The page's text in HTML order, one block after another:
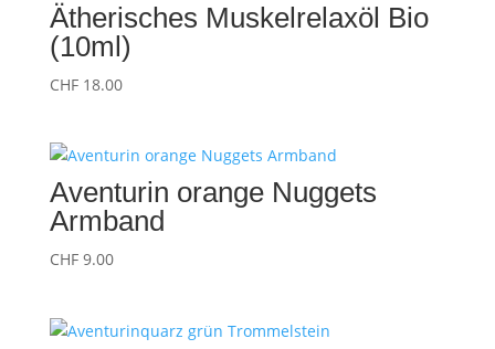
Ätherisches Muskelrelaxöl Bio
(10ml)
CHF18.00
Aventurin orange Nuggets
Armband
CHF9.00